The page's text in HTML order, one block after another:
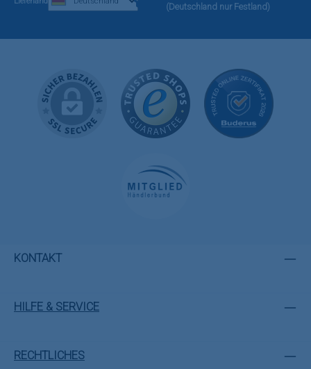
(Deutschland nur Festland)
KONTAKT
HILFE & SERVICE
RECHTLICHES